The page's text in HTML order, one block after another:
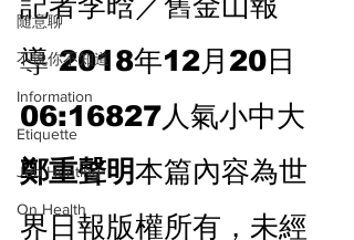
随意聊
不说你不知道
Information
Etiquette
Job Hunting
On Health
導 2018年12月20日
06:16827人氣小中大
鄭重聲明本篇內容為世
界日報版權所有，未經